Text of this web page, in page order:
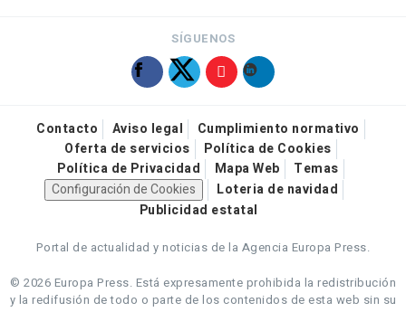
SÍGUENOS
Contacto Aviso legal
Cumplimiento normativo
Oferta de servicios
Política de Cookies
Política de Privacidad
Mapa Web
Temas
Configuración de Cookies
Loteria de navidad
Publicidad estatal
Portal de actualidad y noticias de la Agencia Europa Press.
© 2026 Europa Press. Está expresamente prohibida la redistribución
y la redifusión de todo o parte de los contenidos de esta web sin su